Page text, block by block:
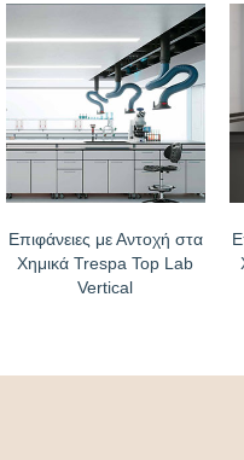
Επιφάνειες με Αντοχή στα
Χημικά Trespa Top Lab
Vertical